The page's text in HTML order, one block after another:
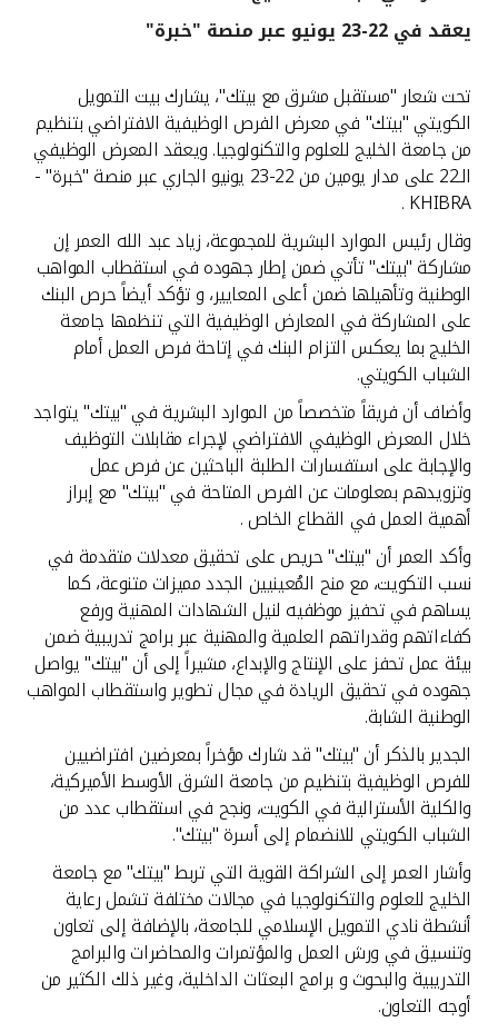
القنوات المصرفية
أدوات وخدمات
خدمات ما بعد البيع
اتصل بنا
مواقع الفروع وأجهزة الصرف الآلي
ألمانيا
ماليزيا
تركيا
مصر
المملكة المتحدة
مملكة البحرين
يعقد في 22-23 يونيو عبر منصة "خبرة"
تحت شعار "مستقبل مشرق مع بيتك"، يشارك بيت التمويل
الكويتي "بيتك" في معرض الفرص الوظيفية الافتراضي بتنظيم
من جامعة الخليج للعلوم والتكنولوجيا. ويعقد المعرض الوظيفي
الـ22 على مدار يومين من 22-23 يونيو الجاري عبر منصة "خبرة" -
KHIBRA .
وقال رئيس الموارد البشرية للمجموعة، زياد عبد الله العمر إن
مشاركة "بيتك" تأتي ضمن إطار جهوده في استقطاب المواهب
الوطنية وتأهيلها ضمن أعلى المعايير، و تؤكد أيضاً حرص البنك
على المشاركة في المعارض الوظيفية التي تنظمها جامعة
الخليج بما يعكس التزام البنك في إتاحة فرص العمل أمام
الشباب الكويتي.
وأضاف أن فريقاً متخصصاً من الموارد البشرية في "بيتك" يتواجد
خلال المعرض الوظيفي الافتراضي لإجراء مقابلات التوظيف
والإجابة على استفسارات الطلبة الباحثين عن فرص عمل
وتزويدهم بمعلومات عن الفرص المتاحة في "بيتك" مع إبراز
أهمية العمل في القطاع الخاص .
وأكد العمر أن "بيتك" حريص على تحقيق معدلات متقدمة في
نسب التكويت، مع منح المُعينيين الجدد مميزات متنوعة، كما
يساهم في تحفيز موظفيه لنيل الشهادات المهنية ورفع
كفاءاتهم وقدراتهم العلمية والمهنية عبر برامج تدريبية ضمن
بيئة عمل تحفز على الإنتاج والإبداع، مشيراً إلى أن "بيتك" يواصل
جهوده في تحقيق الريادة في مجال تطوير واستقطاب المواهب
الوطنية الشابة.
الجدير بالذكر أن "بيتك" قد شارك مؤخراً بمعرضين افتراضيين
للفرص الوظيفية بتنظيم من جامعة الشرق الأوسط الأميركية،
والكلية الأسترالية في الكويت، ونجح في استقطاب عدد من
الشباب الكويتي للانضمام إلى أسرة "بيتك".
وأشار العمر إلى الشراكة القوية التي تربط "بيتك" مع جامعة
الخليج للعلوم والتكنولوجيا في مجالات مختلفة تشمل رعاية
أنشطة نادي التمويل الإسلامي للجامعة، بالإضافة إلى تعاون
وتنسيق في ورش العمل والمؤتمرات والمحاضرات والبرامج
التدريبية والبحوث و برامج البعثات الداخلية، وغير ذلك الكثير من
أوجه التعاون.